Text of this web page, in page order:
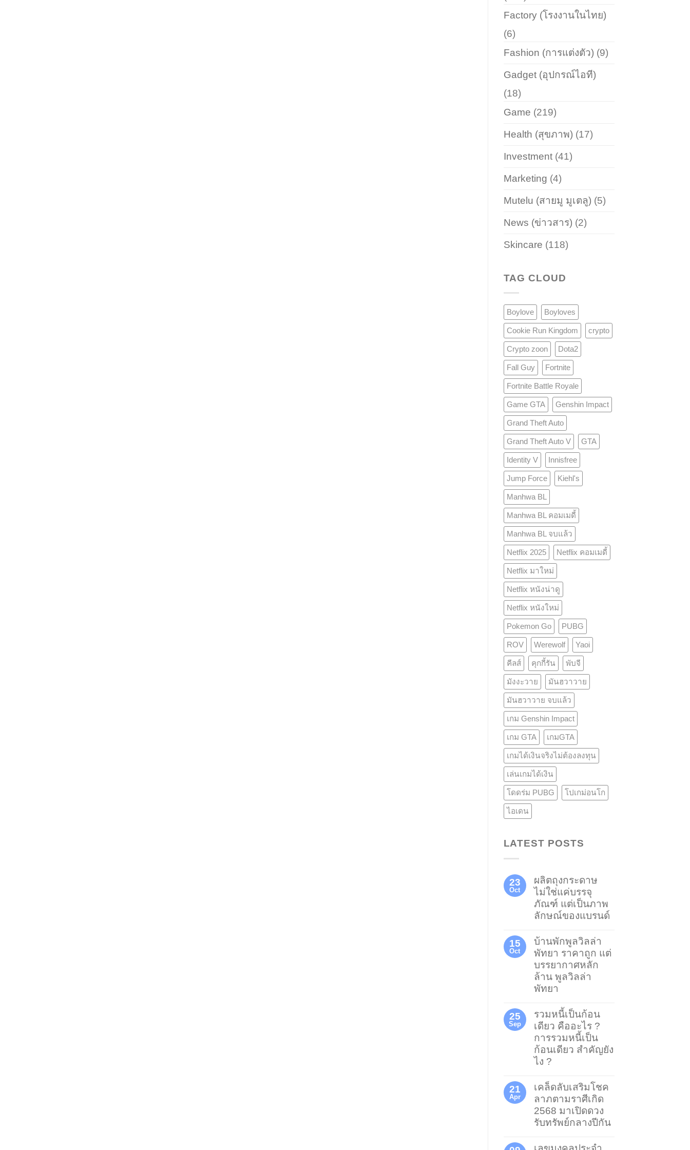
Factory (โรงงานในไทย)
(6)
Fashion (การแต่งตัว) (9)
Gadget (อุปกรณ์ไอที)
(18)
Game (219)
Health (สุขภาพ) (17)
Investment(41)
Marketing (4)
Mutelu (สายมู มูเตลู) (5)
News (ข่าวสาร) (2)
Skincare (118)
TAG CLOUD
Boylove Boyloves
Cookie Run Kingdom crypto
Crypto zoon Dota2
Fall Guy Fortnite
Fortnite Battle Royale
Game GTA Genshin Impact
Grand Theft Auto
Grand Theft Auto V GTA
Identity V Innisfree
Jump Force Kiehl's
Manhwa BL
Manhwa BL คอมเมดี้
Manhwa BL จบแล้ว
Netflix 2025 Netflix คอมเมดี้
Netflix มาใหม่
Netflix หนังน่าดู
Netflix หนังใหม่
Pokemon Go PUBG
ROV Werewolf Yaoi
คีลส์ คุกกี้รัน พับจี
มังงะวาย มันฮวาวาย
มันฮวาวาย จบแล้ว
เกม Genshin Impact
เกม GTA เกมGTA
เกมได้เงินจริงไม่ต้องลงทุน
เล่นเกมได้เงิน
โดดร่ม PUBG โปเกม่อนโก
ไอเดน
LATEST POSTS
23
Oct
ผลิตถุงกระดาษ
ไม่ใช่แค่บรรจุ
ภัณฑ์ แต่เป็นภาพ
ลักษณ์ของแบรนด์
15
Oct
บ้านพักพูลวิลล่า
พัทยา ราคาถูก แต่
บรรยากาศหลัก
ล้าน พูลวิลล่า
พัทยา
25
Sep
รวมหนี้เป็นก้อน
เดียว คืออะไร ?
การรวมหนี้เป็น
ก้อนเดียว สำคัญยัง
ไง ?
21
Apr
เคล็ดลับเสริมโชค
ลาภตามราศีเกิด
2568 มาเปิดดวง
รับทรัพย์กลางปีกัน